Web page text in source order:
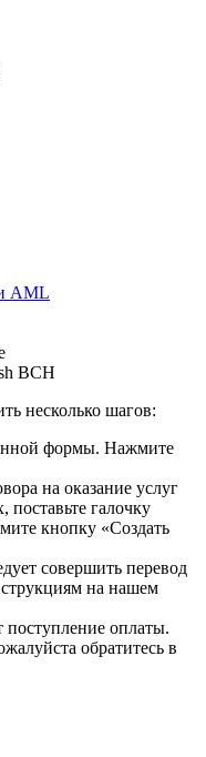
AML
BCH
несколько шагов:
формы. Нажмите
на оказание услуг
галочку
кнопку «Создать
совершить перевод
на нашем
поступление оплаты.
обратитесь в